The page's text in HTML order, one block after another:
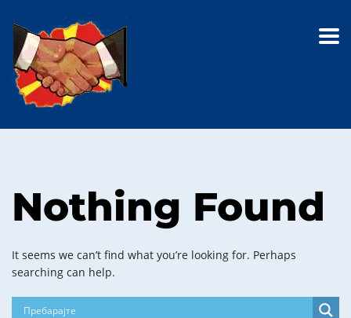
Nothing Found
It seems we can’t find what you’re looking for. Perhaps
searching can help.